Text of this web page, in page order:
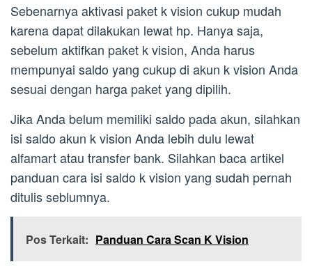
Sebenarnya aktivasi paket k vision cukup mudah
karena dapat dilakukan lewat hp. Hanya saja,
sebelum aktifkan paket k vision, Anda harus
mempunyai saldo yang cukup di akun k vision Anda
sesuai dengan harga paket yang dipilih.
Jika Anda belum memiliki saldo pada akun, silahkan
isi saldo akun k vision Anda lebih dulu lewat
alfamart atau transfer bank. Silahkan baca artikel
panduan cara isi saldo k vision yang sudah pernah
ditulis seblumnya.
Pos Terkait: Panduan Cara Scan K Vision